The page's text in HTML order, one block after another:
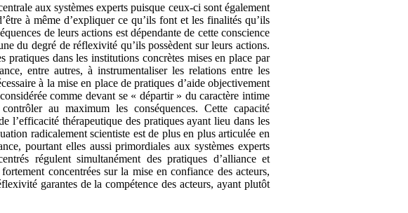
aux systèmes experts puisque ceux-ci sont également
à même d’expliquer ce qu’ils font et les finalités qu’ils
de leurs actions est dépendante de cette conscience
du degré de réflexivité qu’ils possèdent sur leurs actions.
pratiques dans les institutions concrètes mises en place par
entre autres, à instrumentaliser les relations entre les
à la mise en place de pratiques d’aide objectivement
comme devant se « départir » du caractère intime
au maximum les conséquences. Cette capacité
l’efficacité thérapeutique des pratiques ayant lieu dans les
radicalement scientiste est de plus en plus articulée en
pourtant elles aussi primordiales aux systèmes experts
régulent simultanément des pratiques d’alliance et
concentrées sur la mise en confiance des acteurs,
garantes de la compétence des acteurs, ayant plutôt